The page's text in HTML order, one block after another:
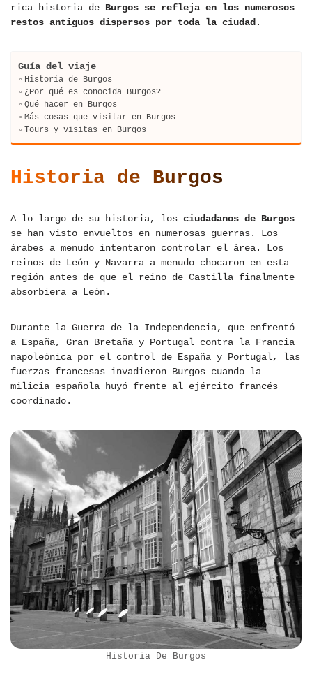
rica historia de Burgos se refleja en los numerosos
restos antiguos dispersos por toda la ciudad.
Guía del viaje
Historia de Burgos
¿Por qué es conocida Burgos?
Qué hacer en Burgos
Más cosas que visitar en Burgos
Tours y visitas en Burgos
Historia de Burgos
A lo largo de su historia, los ciudadanos de Burgos
se han visto envueltos en numerosas guerras. Los
árabes a menudo intentaron controlar el área. Los
reinos de León y Navarra a menudo chocaron en esta
región antes de que el reino de Castilla finalmente
absorbiera a León.
Durante la Guerra de la Independencia, que enfrentó
a España, Gran Bretaña y Portugal contra la Francia
napoleónica por el control de España y Portugal, las
fuerzas francesas invadieron Burgos cuando la
milicia española huyó frente al ejército francés
coordinado.
Historia De Burgos